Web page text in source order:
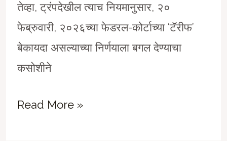
तेव्हा, ट्रंपदेखील त्याच नियमानुसार, २०
फेब्रुवारी, २०२६च्या फेडरल-कोर्टाच्या ‘टॅरीफ’
बेकायदा असल्याच्या निर्णयाला बगल देण्याचा
कसोशीने
Sinister
Read More »